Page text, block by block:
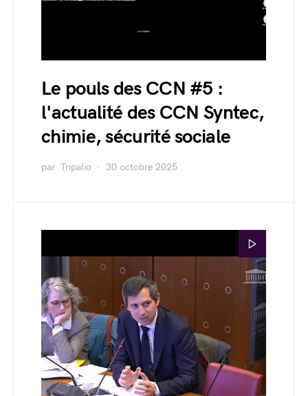
Le pouls des CCN #5 :
l'actualité des CCN Syntec,
chimie, sécurité sociale
par Tripalio 30 octobre 2025